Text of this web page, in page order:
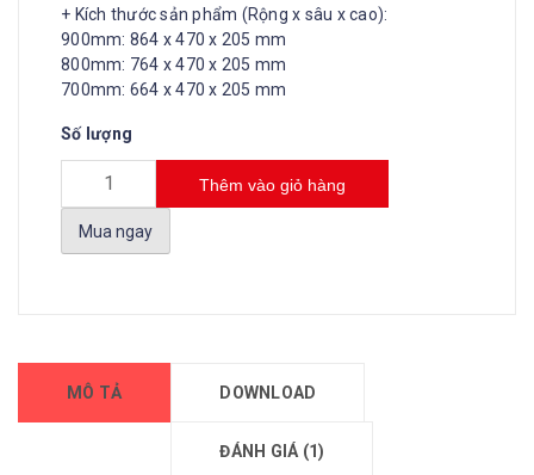
+ Kích thước sản phẩm (Rộng x sâu x cao):
900mm: 864 x 470 x 205 mm
800mm: 764 x 470 x 205 mm
700mm: 664 x 470 x 205 mm
Số lượng
Thêm vào giỏ hàng
Mua ngay
MÔ TẢ DOWNLOAD
ĐÁNH GIÁ (1)